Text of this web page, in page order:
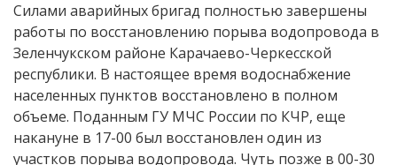
Силами аварийных бригад полностью завершены
работы по восстановлению порыва водопровода в
Зеленчукском районе Карачаево-Черкесской
республики. В настоящее время водоснабжение
населенных пунктов восстановлено в полном
объеме. Поданным ГУ МЧС России по КЧР, еще
накануне в 17-00 был восстановлен один из
участков порыва водопровода. Чуть позже в 00-30